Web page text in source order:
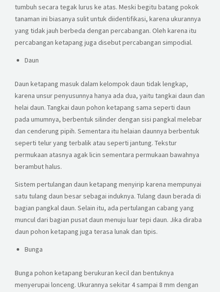
tumbuh secara tegak lurus ke atas. Meski begitu batang pokok
tanaman ini biasanya sulit untuk diidentifikasi, karena ukurannya
yang tidak jauh berbeda dengan percabangan. Oleh karena itu
percabangan ketapang juga disebut percabangan simpodial.
Daun
Daun ketapang masuk dalam kelompok daun tidak lengkap,
karena unsur penyusunnya hanya ada dua, yaitu tangkai daun dan
helai daun. Tangkai daun pohon ketapang sama seperti daun
pada umumnya, berbentuk silinder dengan sisi pangkal melebar
dan cenderung pipih. Sementara itu helaian daunnya berbentuk
seperti telur yang terbalik atau seperti jantung. Tekstur
permukaan atasnya agak licin sementara permukaan bawahnya
berambut halus.
Sistem pertulangan daun ketapang menyirip karena mempunyai
satu tulang daun besar sebagai induknya. Tulang daun berada di
bagian pangkal daun. Selain itu, ada pertulangan cabang yang
muncul dari bagian pusat daun menuju luar tepi daun. Jika diraba
daun pohon ketapang juga terasa lunak dan tipis.
Bunga
Bunga pohon ketapang berukuran kecil dan bentuknya
menyerupai lonceng. Ukurannya sekitar 4 sampai 8 mm dengan